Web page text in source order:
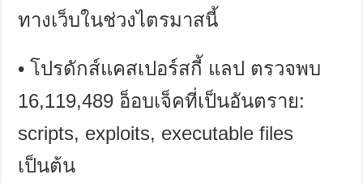
ทางเว็บในช่วงไตรมาสนี้
•โปรดักส์แคสเปอร์สกี้ แลป ตรวจพบ
16,119,489 อ็อบเจ็คที่เป็นอันตราย:
scripts, exploits, executable files
เป็นต้น